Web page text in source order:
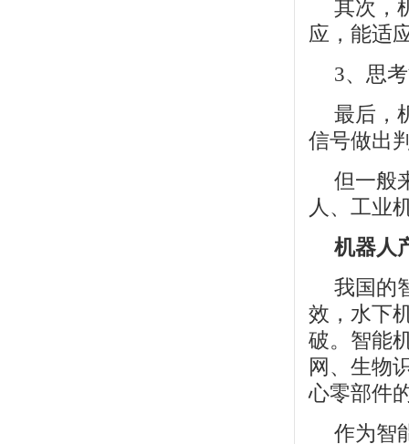
其次，
应，能适
3、思
最后，
信号做出
但一般
人 、 工业
机器人
我国的
效， 水下
破。智能
网、生物
心零部件
作为智